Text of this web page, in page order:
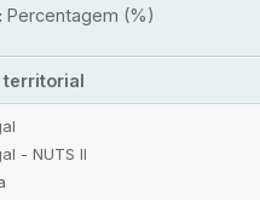
Percentagem (%)
territorial
- NUTS II